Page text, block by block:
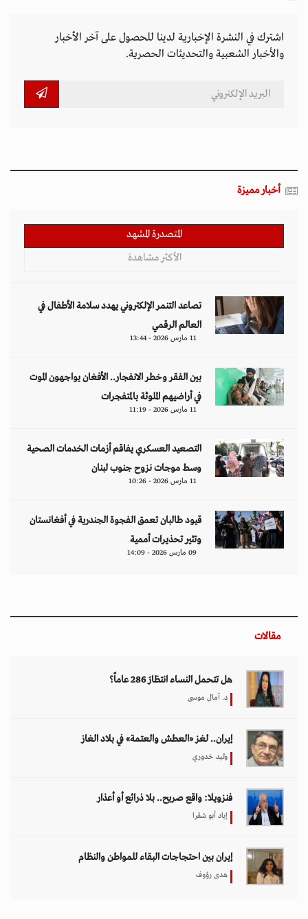
اشترك في النشرة الإخبارية لدينا للحصول على آخر الأخبار
والأخبار الشعبية والتحديثات الحصرية.
أخبار مميزة
المتصدرة المشهد
الأكثر مشاهدة
تصاعد التنمر الإلكتروني يهدد سلامة الأطفال في
العالم الرقمي
11 مارس 2026 - 13:44
بين الفقر وخطر الانفجار.. الأفغان يواجهون الموت
في أراضيهم الملوثة بالمتفجرات
11 مارس 2026 - 11:19
التصعيد العسكري يفاقم أزمات الخدمات الصحية
وسط موجات نزوح جنوب لبنان
11 مارس 2026 - 10:26
قيود طالبان تعمق الفجوة الجندرية في أفغانستان
وتثير تحذيرات أممية
09 مارس 2026 - 14:09
مقالات
هل تتحمل النساء انتظارَ 286 عاماً؟
د. آمال موسى
إيران.. لغز «العطش والعتمة» في بلاد الغاز
وليد خدوري
فنزويلا: واقع صريح.. بلا ذرائع أو أعذار
إياد أبو شقرا
إيران بين احتجاجات البقاء للمواطن والنظام
هدى رؤوف